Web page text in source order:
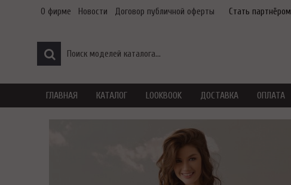
О фирме Новости Договор публичной оферты Стать партнёром
ГЛАВНАЯ КАТАЛОГ LOOKBOOK ДОСТАВКА ОПЛАТА